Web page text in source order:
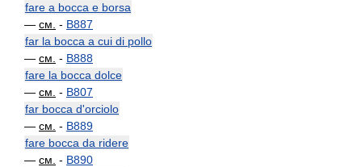
fare a bocca e borsa
— см. - B887
far la bocca a cui di pollo
— см. - B888
fare la bocca dolce
— см. - B807
far bocca d'orciolo
— см. - B889
fare bocca da ridere
— см. - B890